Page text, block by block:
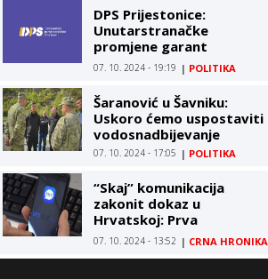
DPS Prijestonice:
Unutarstranačke
promjene garant
nastavka rasta rejtinga,
spremni za izazove koji
slijede
07. 10. 2024 - 19:19 | POLITIKA
Šaranović u Šavniku:
Uskoro ćemo uspostaviti
vodosnadbijevanje
07. 10. 2024 - 17:05 | POLITIKA
“Skaj” komunikacija
zakonit dokaz u
Hrvatskoj: Prva
pravosnažna presuda
07. 10. 2024 - 13:52 | CRNA HRONIKA